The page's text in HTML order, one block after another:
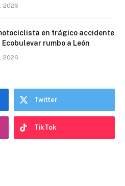
2026
en trágico accidente
Ecobulevar rumbo a León
2026
Twitter
TikTok